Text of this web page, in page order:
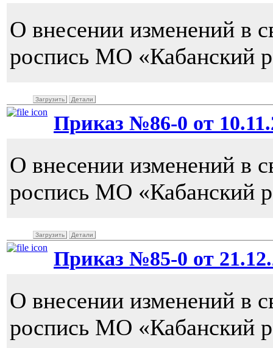
О внесении изменений в
роспись МО «Кабанский
Загрузить Детали
Приказ №86-0 от
О внесении изменений в
роспись МО «Кабанский
Загрузить Детали
Приказ №85-0 от
О внесении изменений в
роспись МО «Кабанский